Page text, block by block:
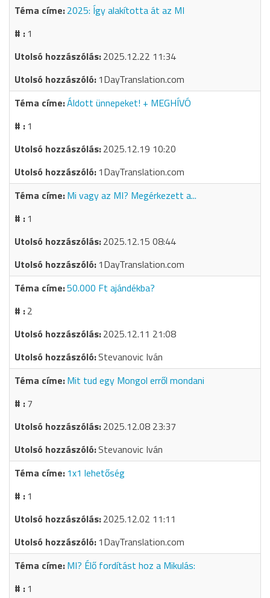
2025: Így alakította át az MI
1
2025.12.22 11:34
1DayTranslation.com
Áldott ünnepeket! + MEGHÍVÓ
1
2025.12.19 10:20
1DayTranslation.com
Mi vagy az MI? Megérkezett a...
1
2025.12.15 08:44
1DayTranslation.com
50.000 Ft ajándékba?
2
2025.12.11 21:08
Stevanovic Iván
Mit tud egy Mongol erről mondani
7
2025.12.08 23:37
Stevanovic Iván
1x1 lehetőség
1
2025.12.02 11:11
1DayTranslation.com
MI? Élő fordítást hoz a Mikulás:
1